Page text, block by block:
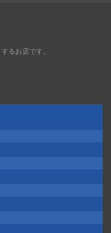
るお店です。